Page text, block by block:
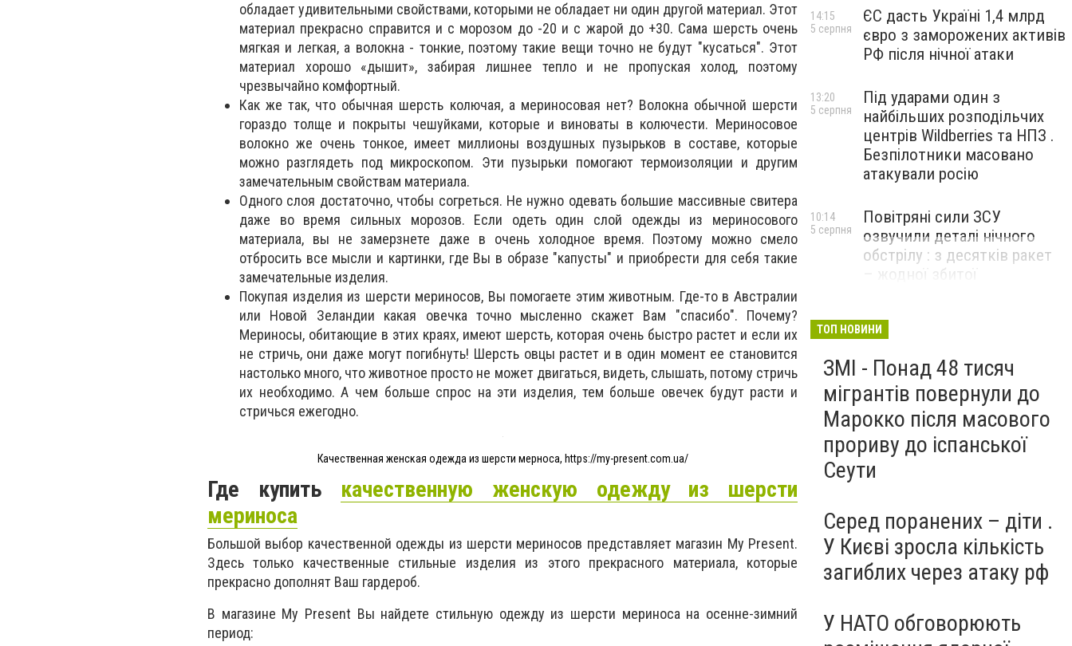
обладает удивительными свойствами, которыми не обладает ни один другой материал. Этот
материал прекрасно справится и с морозом до -20 и с жарой до +30. Сама шерсть очень
мягкая и легкая, а волокна - тонкие, поэтому такие вещи точно не будут "кусаться". Этот
материал хорошо «дышит», забирая лишнее тепло и не пропуская холод, поэтому
чрезвычайно комфортный.
Как же так, что обычная шерсть колючая, а мериносовая нет? Волокна обычной шерсти
гораздо толще и покрыты чешуйками, которые и виноваты в колючести. Мериносовое
волокно же очень тонкое, имеет миллионы воздушных пузырьков в составе, которые
можно разглядеть под микроскопом. Эти пузырьки помогают термоизоляции и другим
замечательным свойствам материала.
Одного слоя достаточно, чтобы согреться. Не нужно одевать большие массивные свитера
даже во время сильных морозов. Если одеть один слой одежды из мериносового
материала, вы не замерзнете даже в очень холодное время. Поэтому можно смело
отбросить все мысли и картинки, где Вы в образе "капусты" и приобрести для себя такие
замечательные изделия.
Покупая изделия из шерсти мериносов, Вы помогаете этим животным. Где-то в Австралии
или Новой Зеландии какая овечка точно мысленно скажет Вам "спасибо". Почему?
Мериносы, обитающие в этих краях, имеют шерсть, которая очень быстро растет и если их
не стричь, они даже могут погибнуть! Шерсть овцы растет и в один момент ее становится
настолько много, что животное просто не может двигаться, видеть, слышать, потому стричь
их необходимо. А чем больше спрос на эти изделия, тем больше овечек будут расти и
стричься ежегодно.
Качественная женская одежда из шерсти мерноса, https://my-present.com.ua/
Где купить качественную женскую одежду из шерсти
мериноса
Большой выбор качественной одежды из шерсти мериносов представляет магазин My Present.
Здесь только качественные стильные изделия из этого прекрасного материала, которые
прекрасно дополнят Ваш гардероб.
В магазине My Present Вы найдете стильную одежду из шерсти мериноса на осенне-зимний
период:
ЄС дасть Україні 1,4 млрд
євро з заморожених активів
РФ після нічної атаки
14:15
5 серпня
Під ударами один з
найбільших розподільчих
центрів Wildberries та НПЗ .
Безпілотники масовано
атакували росію
13:20
5 серпня
Повітряні сили ЗСУ
озвучили деталі нічного
обстрілу : з десятків ракет
– жодної збитої
10:14
5 серпня
ТОП НОВИНИ
ЗМІ - Понад 48 тисяч
мігрантів повернули до
Марокко після масового
прориву до іспанської
Сеути
Серед поранених – діти .
У Києві зросла кількість
загиблих через атаку рф
У НАТО обговорюють